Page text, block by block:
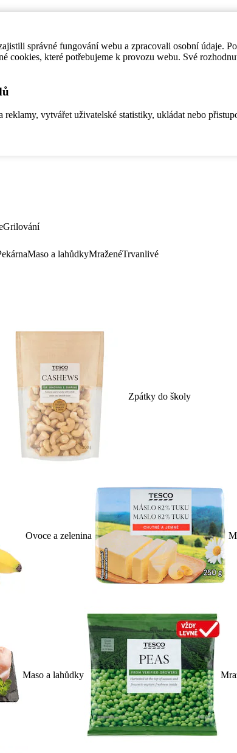
správné fungování webu a zpracovali osobní údaje.
cookies, které potřebujeme k provozu webu. Své
vytvářet uživatelské statistiky, ukládat nebo
Grilování
Maso a lahůdkyMraženéTrvanlivé
Zpátky do školy
Ovoce a zelenina
Maso a lahůdky